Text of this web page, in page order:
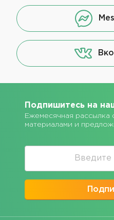
Подпишитесь на
Ежемесячная рассылка
материалами и